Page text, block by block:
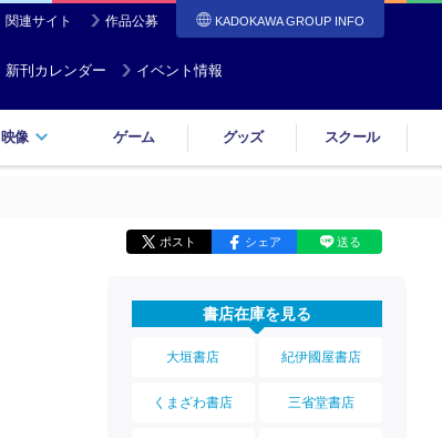
関連サイト 作品公募 KADOKAWA GROUP INFO
新刊カレンダー イベント情報
映像 ゲーム グッズ スクール
ポスト シェア 送る
書店在庫を見る
大垣書店 紀伊國屋書店
くまざわ書店 三省堂書店